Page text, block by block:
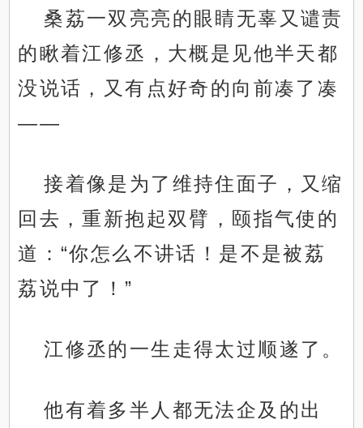
桑荔一双亮亮的眼睛无辜又谴责
的瞅着江修丞，大概是见他半天都
没说话，又有点好奇的向前凑了凑
——
接着像是为了维持住面子，又缩
回去，重新抱起双臂，颐指气使的
道：“你怎么不讲话！是不是被荔
荔说中了！”
江修丞的一生走得太过顺遂了。
他有着多半人都无法企及的出